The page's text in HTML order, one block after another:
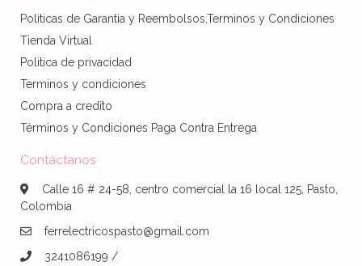
Politicas de Garantia y Reembolsos,Terminos y Condiciones
Tienda Virtual
Politica de privacidad
Terminos y condiciones
Compra a credito
Términos y Condiciones Paga Contra Entrega
Contáctanos
Calle 16 # 24-58, centro comercial la 16 local 125, Pasto,
Colombia
ferrelectricospasto@gmail.com
3241086199 /